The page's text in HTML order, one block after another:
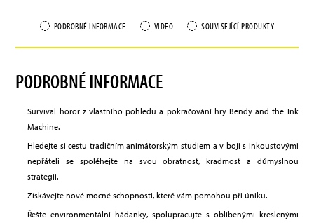
PODROBNÉ INFORMACE VIDEO SOUVISEJÍCÍ PRODUKTY
PODROBNÉ INFORMACE
Survival horor z vlastního pohledu a pokračování hry Bendy and the Ink
Machine.
Hledejte si cestu tradičním animátorským studiem a v boji s inkoustovými
nepřáteli se spoléhejte na svou obratnost, kradmost a důmyslnou
strategii.
Získávejte nové mocné schopnosti, které vám pomohou při úniku.
Řešte environmentální hádanky, spolupracujte s oblíbenými kreslenými